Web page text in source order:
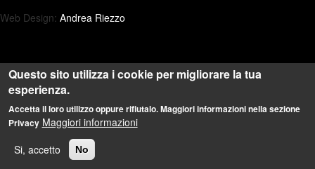
Web Design: Andrea Riezzo
Questo sito utilizza i cookie per migliorare la tua
esperienza.
Accetta il loro utilizzo oppure rifiutalo. Maggiori informazioni nella sezione
Privacy Maggiori informazioni
Si, accetto
No